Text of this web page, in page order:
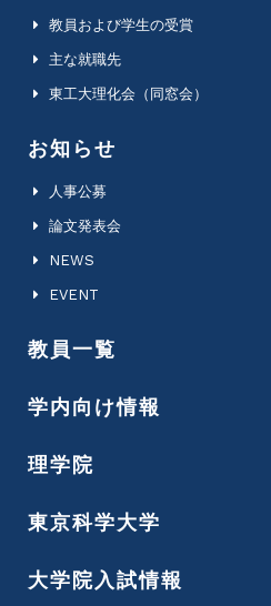
教員および学生の受賞
主な就職先
東工大理化会（同窓会）
お知らせ
人事公募
論文発表会
NEWS
EVENT
教員一覧
学内向け情報
理学院
東京科学大学
大学院入試情報